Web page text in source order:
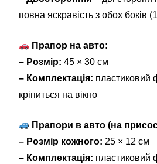
повна яскравість з обох боків
Прапор на авто:
– Розмір: 45 × 30 см
– Комплектація: пластиковий
кріпиться на вікно
Прапори в авто (на
– Розмір кожного: 25 × 12 см
– Комплектація: пластиковий